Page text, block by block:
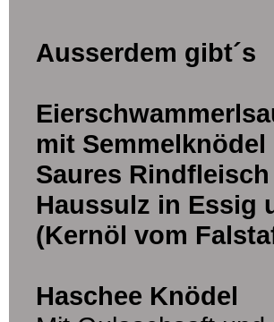
Ausserdem gibt´s
mit Semmelknödel
Saures
Haussulz in Essig
(Kernöl vom
Haschee Knödel